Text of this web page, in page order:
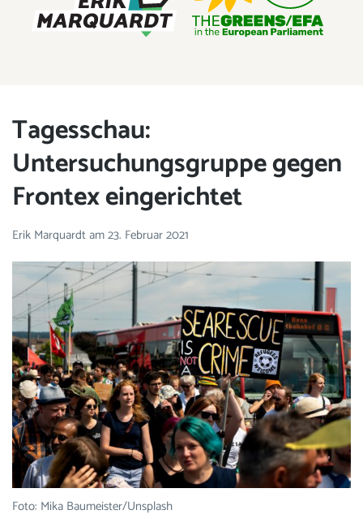
Tagesschau:
Untersuchungsgruppe gegen
Frontex eingerichtet
Erik Marquardtam23. Februar 2021
Foto: Mika Baumeister/Unsplash